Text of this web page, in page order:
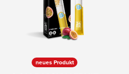
neues Produkt